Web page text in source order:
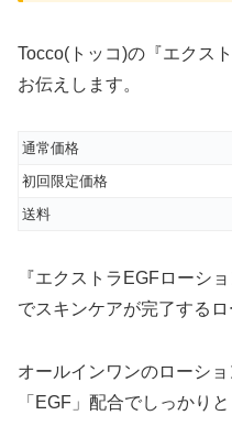
Tocco(トッコ)の『エクス
お伝えします。
通常価格
初回限定価格
送料
『エクストラEGFローシ
でスキンケアが完了するロ
オールインワンのローシ
「EGF」配合でしっかり